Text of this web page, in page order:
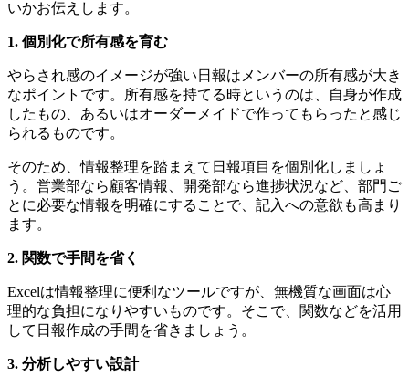
いかお伝えします。
1. 個別化で所有感を育む
やらされ感のイメージが強い日報はメンバーの所有感が大き
なポイントです。所有感を持てる時というのは、自身が作成
したもの、あるいはオーダーメイドで作ってもらったと感じ
られるものです。
そのため、情報整理を踏まえて日報項目を個別化しましょ
う。営業部なら顧客情報、開発部なら進捗状況など、部門ご
とに必要な情報を明確にすることで、記入への意欲も高まり
ます。
2. 関数で手間を省く
Excelは情報整理に便利なツールですが、無機質な画面は心
理的な負担になりやすいものです。そこで、関数などを活用
して日報作成の手間を省きましょう。
3. 分析しやすい設計